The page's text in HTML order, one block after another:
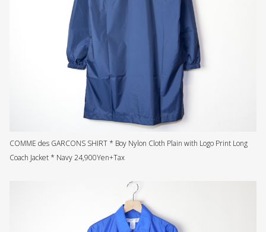
COMME des GARCONS SHIRT * Boy Nylon Cloth Plain with Logo Print Long
Coach Jacket * Navy 24,900Yen+Tax